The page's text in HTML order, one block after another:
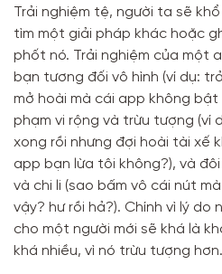
Trải nghiệm tệ, người ta sẽ
tìm một giải pháp khác hoặc
phốt nó. Trải nghiệm của một
bạn tương đối vô hình (ví dụ:
mở hoài mà cái app không bật
phạm vi rộng và trừu tượng (ví
xong rồi nhưng đợi hoài tài xế
app bạn lừa tôi không?), và
và chi li (sao bấm vô cái nút
vậy? hư rồi hả?). Chính vì lý do
cho một người mới sẽ khá là
khá nhiều, vì nó trừu tượng hơn.